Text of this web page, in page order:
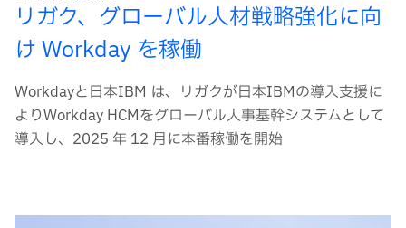
リガク、グローバル人材戦略強化に向
け Workday を稼働
Workdayと日本IBM は、リガクが日本IBMの導入支援に
よりWorkday HCMをグローバル人事基幹システムとして
導入し、2025 年 12 月に本番稼働を開始